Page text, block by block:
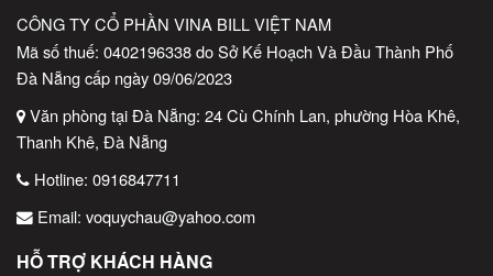
2.6. Tương Thích Phần Mềm
Máy in tem 350BM tương thích tốt với nhiều phần mềm in tem
thông dụng nhưBartender,ZebraDesigner
các phần mềm quản lý kho, bán hàng, ERP nhưKiotViet, Sapo
Suno… Hỗ trợ nhiều định dạng mã vạch phổ biến như
Code128, UPC)và2D (QR Code, DataMatrix)
3. Ưu Điểm Khi Sử Dụng Máy In Tem
350BM
CÔNG TY CỔ PHẦN VINA BILL VIỆT NAM
Mã số thuế: 0402196338 do Sở Kế Hoạch Và Đầu Thành Phố
Đà Nẵng cấp ngày 09/06/2023
Văn phòng tại Đà Nẵng: 24 Cù Chính Lan, phường Hòa Khê,
Thanh Khê, Đà Nẵng
Hotline: 0916847711
Email: voquychau@yahoo.com
HỖ TRỢ KHÁCH HÀNG